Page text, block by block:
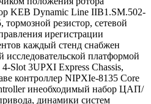
KEB Dynamic Line IIB1.SM.502-
резистор, сетевой
ирегистрации
каждый стенд снабжен
платформой
Slot 3UPXI Express Chassis,
контроллер NIPXIe-8135 Core
инеобходимый набор ЦАП/
динамики систем